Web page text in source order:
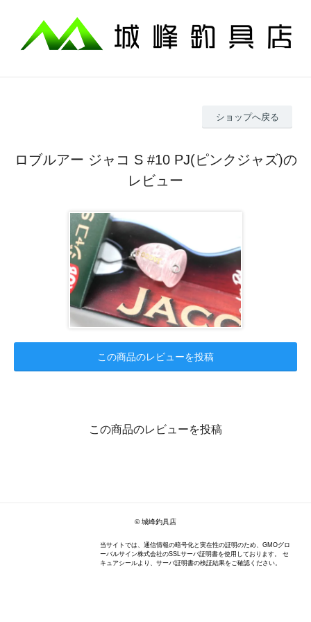
ショップへ戻る
ロブルアー ジャコ S #10 PJ(ピンクジャズ)の
レビュー
この商品のレビューを投稿
この商品のレビューを投稿
© 城峰釣具店
当サイトでは、通信情報の暗号化と実在性の証明のため、GMOグロ
ーバルサイン株式会社のSSLサーバ証明書を使用しております。 セ
キュアシールより、サーバ証明書の検証結果をご確認ください。